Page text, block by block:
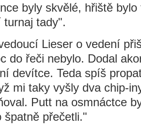
byly skvělé, hřiště
tady".
Lieser o vedení
do řeči nebylo. Dodal
devítce. Teda spíš
mi taky vyšly dva chip-
Putt na osmnáctce
špatně přečetli."